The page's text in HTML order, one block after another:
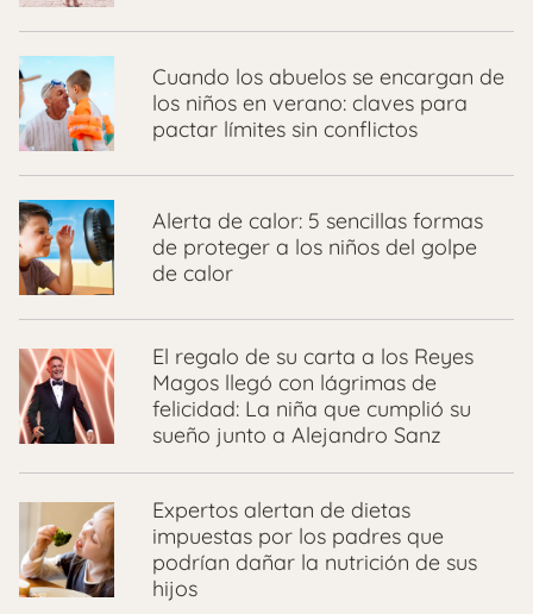
Cuando los abuelos se encargan de
los niños en verano: claves para
pactar límites sin conflictos
Alerta de calor: 5 sencillas formas
de proteger a los niños del golpe
de calor
El regalo de su carta a los Reyes
Magos llegó con lágrimas de
felicidad: La niña que cumplió su
sueño junto a Alejandro Sanz
Expertos alertan de dietas
impuestas por los padres que
podrían dañar la nutrición de sus
hijos